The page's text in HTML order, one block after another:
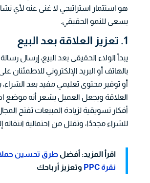
هو استثمار استراتيجي لا غنى عنه لأي
يسعى للنمو الحقيقي.
1. تعزيز العلاقة بعد البيع
يبدأ الولاء الحقيقي بعد البيع، إرسال
بالهاتف أو البريد الإلكتروني للاطمئنان
أو توفير محتوى تعليمي مفيد بعد
العلاقة ويجعل العميل يشعر أنه موضع
أفكار تسويقية لزيادة المبيعات تفتح
للشراء مجددًا، وتقلل من احتمالية انتقاله
اقرأ المزيد: أفضل طرق تحسين
نقرة PPC
وتعزيز أرباحك